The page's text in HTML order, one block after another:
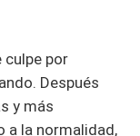
culpe por
Después
y más
a la normalidad,